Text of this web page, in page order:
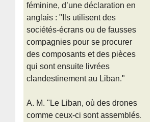
féminine, d’une déclaration en
anglais : "Ils utilisent des
sociétés-écrans ou de fausses
compagnies pour se procurer
des composants et des pièces
qui sont ensuite livrées
clandestinement au Liban."
A. M. "Le Liban, où des drones
comme ceux-ci sont assemblés.